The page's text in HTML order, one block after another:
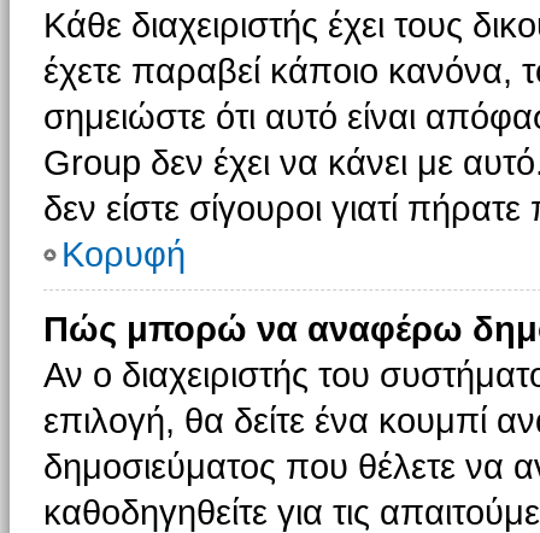
Κάθε διαχειριστής έχει τους
έχετε παραβεί κάποιο κανόνα,
σημειώστε ότι αυτό είναι
Group δεν έχει να κάνει με
δεν είστε σίγουροι γιατί
Κορυφή
Πώς μπορώ να αναφέρω
Αν ο διαχειριστής του
επιλογή, θα δείτε ένα κουμπί
δημοσιεύματος που θέλετε να
καθοδηγηθείτε για τις